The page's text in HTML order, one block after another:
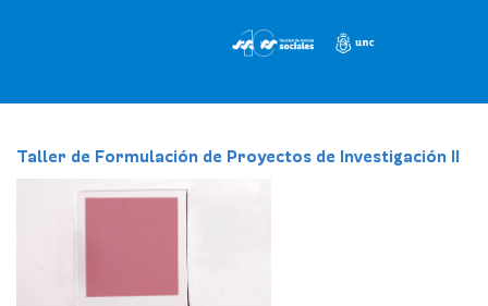
Taller de Formulación de Proyectos de Investigación II